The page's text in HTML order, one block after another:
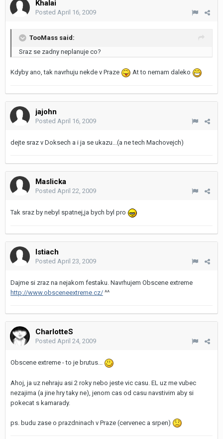
Khalai
Posted April 16, 2009
TooMass said:
Sraz se zadny neplanuje co?
Kdyby ano, tak navrhuju nekde v Praze At to nemam daleko
jajohn
Posted April 16, 2009
dejte sraz v Doksech a i ja se ukazu...(a ne tech Machovejch)
Maslicka
Posted April 22, 2009
Tak sraz by nebyl spatnej,ja bych byl pro
Istiach
Posted April 23, 2009
Dajme si zraz na nejakom festaku. Navrhujem Obscene extreme
http://www.obsceneextreme.cz/ ^^
CharlotteS
Posted April 24, 2009
Obscene extreme - to je brutus...
Ahoj, ja uz nehraju asi 2 roky nebo jeste vic casu. EL uz me vubec
nezajima (a jine hry taky ne), jenom cas od casu navstivim aby si
pokecat s kamarady.
ps. budu zase o prazdninach v Praze (cervenec a srpen)